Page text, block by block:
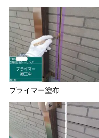
プライマー塗布